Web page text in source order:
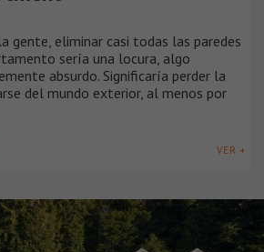
gente, eliminar casi todas las paredes
sería una locura, algo
absurdo. Significaría perder la
del mundo exterior, al menos por
VER +